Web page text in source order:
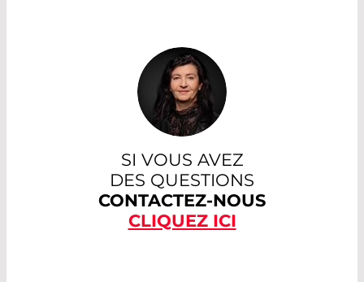
SI VOUS AVEZ
DES QUESTIONS
CONTACTEZ-NOUS
CLIQUEZ ICI